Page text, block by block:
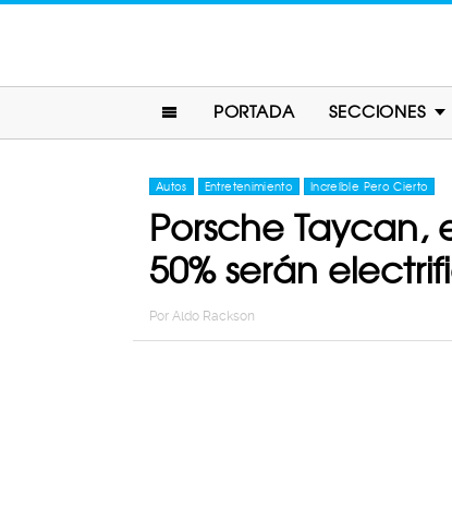
PORTADA SECCIONES
Autos Entretenimiento Increíble Pero Cierto
Porsche Taycan,
50% serán
Por Aldo Rackson